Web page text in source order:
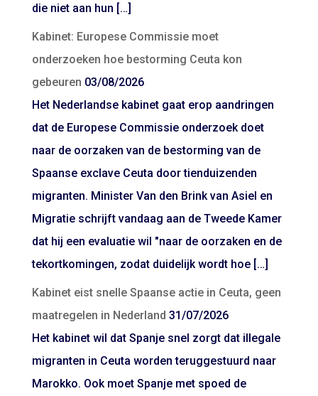
die niet aan hun […]
Kabinet: Europese Commissie moet
onderzoeken hoe bestorming Ceuta kon
gebeuren 03/08/2026
Het Nederlandse kabinet gaat erop aandringen
dat de Europese Commissie onderzoek doet
naar de oorzaken van de bestorming van de
Spaanse exclave Ceuta door tienduizenden
migranten. Minister Van den Brink van Asiel en
Migratie schrijft vandaag aan de Tweede Kamer
dat hij een evaluatie wil "naar de oorzaken en de
tekortkomingen, zodat duidelijk wordt hoe […]
Kabinet eist snelle Spaanse actie in Ceuta, geen
maatregelen in Nederland 31/07/2026
Het kabinet wil dat Spanje snel zorgt dat illegale
migranten in Ceuta worden teruggestuurd naar
Marokko. Ook moet Spanje met spoed de